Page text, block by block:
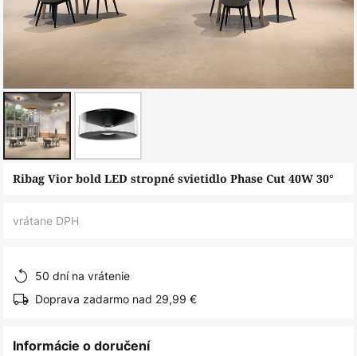
Preskočiť
Ribag Vior bold LED stropné svietidlo Phase Cut 40W 30°
vrátane DPH
50 dní na vrátenie
Doprava zadarmo nad 29,99 €
Informácie o doručení